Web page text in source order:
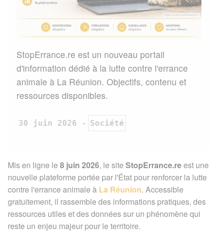
StopErrance.re est un nouveau portail
d'information dédié à la lutte contre l'errance
animale à La Réunion. Objectifs, contenu et
ressources disponibles.
30 juin 2026 Société
Mis en ligne le 8 juin 2026, le site StopErrance.reest une
nouvelle plateforme portée par l'État pour renforcer la lutte
contre l'errance animale à La Réunion. Accessible
gratuitement, il rassemble des informations pratiques, des
ressources utiles et des données sur un phénomène qui
reste un enjeu majeur pour le territoire.